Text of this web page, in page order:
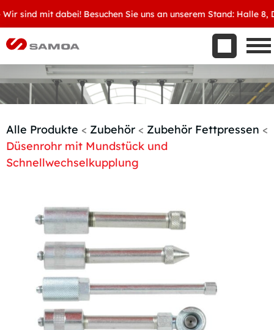
sind mit dabei! Besuchen Sie uns an unserem Stand: Halle 8,
Aktuelles
Kontakt
Handelspartner werden
Alle Produkte < Zubehör < Zubehör Fettpressen <
Düsenrohr mit Mundstück und
Schnellwechselkupplung